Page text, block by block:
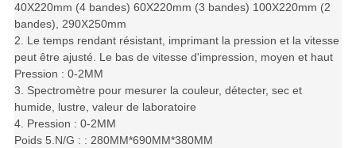
40X220mm (4 bandes) 60X220mm (3 bandes) 100X220mm (2
bandes), 290X250mm
2. Le temps rendant résistant, imprimant la pression et la vitesse
peut être ajusté. Le bas de vitesse d'impression, moyen et haut
Pression : 0-2MM
3. Spectromètre pour mesurer la couleur, détecter, sec et
humide, lustre, valeur de laboratoire
4. Pression : 0-2MM
Poids 5.N/G : : 280MM*690MM*380MM